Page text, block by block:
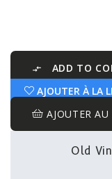

ADD TO
AJOUTER À LA
AJOUTER
Old